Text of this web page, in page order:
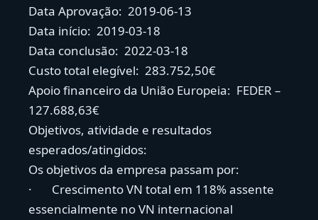
Data Aprovação: 2019-06-13
Data início: 2019-03-18
Data conclusão: 2022-03-18
Custo total elegível: 283.752,50€
Apoio financeiro da União Europeia: FEDER –
127.688,63€
Objetivos, atividade e resultados
esperados/atingidos:
Os objetivos da empresa passam por:
· Crescimento VN total em 118% assente
essencialmente no VN internacional